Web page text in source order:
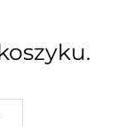
do
orazszarą
Szara